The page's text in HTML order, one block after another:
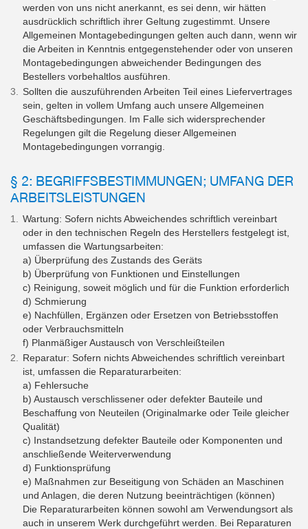
werden von uns nicht anerkannt, es sei denn, wir hätten
ausdrücklich schriftlich ihrer Geltung zugestimmt. Unsere
Allgemeinen Montagebedingungen gelten auch dann, wenn wir
die Arbeiten in Kenntnis entgegenstehender oder von unseren
Montagebedingungen abweichender Bedingungen des
Bestellers vorbehaltlos ausführen.
Sollten die auszuführenden Arbeiten Teil eines Liefervertrages
sein, gelten in vollem Umfang auch unsere Allgemeinen
Geschäftsbedingungen. Im Falle sich widersprechender
Regelungen gilt die Regelung dieser Allgemeinen
Montagebedingungen vorrangig.
§ 2: BEGRIFFSBESTIMMUNGEN; UMFANG DER
ARBEITSLEISTUNGEN
Wartung: Sofern nichts Abweichendes schriftlich vereinbart
oder in den technischen Regeln des Herstellers festgelegt ist,
umfassen die Wartungsarbeiten:
a) Überprüfung des Zustands des Geräts
b) Überprüfung von Funktionen und Einstellungen
c) Reinigung, soweit möglich und für die Funktion erforderlich
d) Schmierung
e) Nachfüllen, Ergänzen oder Ersetzen von Betriebsstoffen
oder Verbrauchsmitteln
f) Planmäßiger Austausch von Verschleißteilen
Reparatur: Sofern nichts Abweichendes schriftlich vereinbart
ist, umfassen die Reparaturarbeiten:
a) Fehlersuche
b) Austausch verschlissener oder defekter Bauteile und
Beschaffung von Neuteilen (Originalmarke oder Teile gleicher
Qualität)
c) Instandsetzung defekter Bauteile oder Komponenten und
anschließende Weiterverwendung
d) Funktionsprüfung
e) Maßnahmen zur Beseitigung von Schäden an Maschinen
und Anlagen, die deren Nutzung beeinträchtigen (können)
Die Reparaturarbeiten können sowohl am Verwendungsort als
auch in unserem Werk durchgeführt werden. Bei Reparaturen